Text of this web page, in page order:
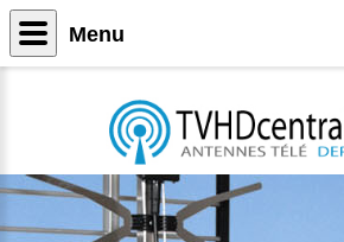
Menu